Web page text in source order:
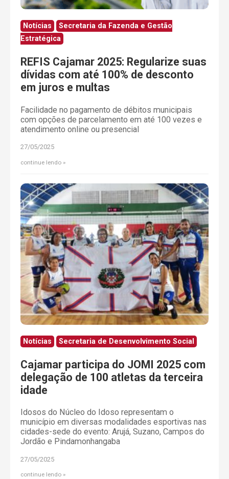
Notícias
Secretaria da Fazenda e Gestão
Estratégica
REFIS Cajamar 2025: Regularize suas
dívidas com até 100% de desconto
em juros e multas
Facilidade no pagamento de débitos municipais
com opções de parcelamento em até 100 vezes e
atendimento online ou presencial
27/05/2025
continue lendo
Notícias Secretaria de Desenvolvimento Social
Cajamar participa do JOMI 2025 com
delegação de 100 atletas da terceira
idade
Idosos do Núcleo do Idoso representam o
município em diversas modalidades esportivas nas
cidades-sede do evento: Arujá, Suzano, Campos do
Jordão e Pindamonhangaba
27/05/2025
continue lendo